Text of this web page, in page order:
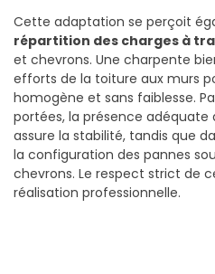
Cette adaptation se perçoit
répartition des charges à
et chevrons. Une charpente
efforts de la toiture aux murs
homogène et sans faiblesse.
portées, la présence adéquate
assure la stabilité, tandis que
la configuration des pannes
chevrons. Le respect strict de
réalisation professionnelle.